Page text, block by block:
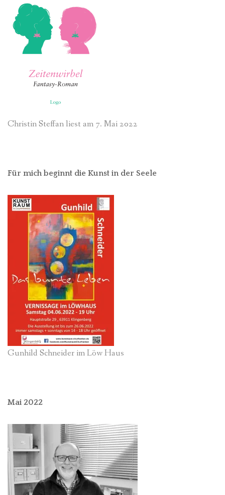
Christin Steffan liest am 7. Mai 2022
Für mich beginnt die Kunst in der Seele
Gunhild Schneider im Löw Haus
Mai 2022